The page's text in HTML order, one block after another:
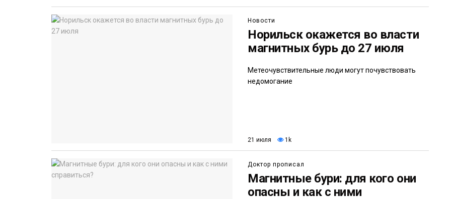
Новости
Норильск окажется во власти
магнитных бурь до 27 июля
Метеочувствительные люди могут почувствовать
недомогание
21 июля 1k
Доктор прописал
Магнитные бури: для кого они
опасны и как с ними